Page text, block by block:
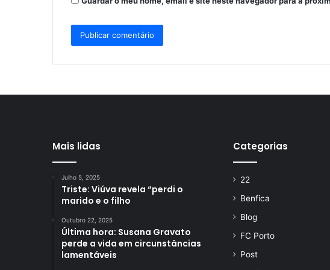
Mais lidas
Julho 5, 2025
Triste: Viúva revela “perdi o
marido e o filho
Outubro 22, 2025
Última hora: Susana Gravato
perde a vida em circunstâncias
lamentáveis
Categorias
22
Benfica
Blog
FC Porto
Post